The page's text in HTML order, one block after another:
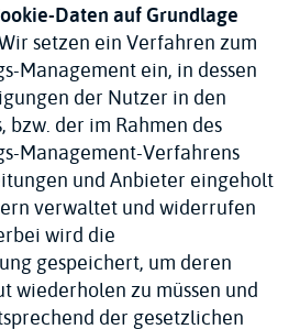
Daten auf Grundlage
setzen ein Verfahren zum
Management ein, in dessen
der Nutzer in den
bzw. der im Rahmen des
Management-Verfahrens
und Anbieter eingeholt
verwaltet und widerrufen
wird die
gespeichert, um deren
wiederholen zu müssen und
der gesetzlichen